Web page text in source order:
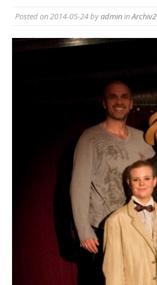
Posted on2014-05-24byadmininArchiv2